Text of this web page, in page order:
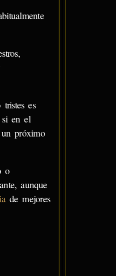
es
en el
un próximo
o
aunque
de mejores